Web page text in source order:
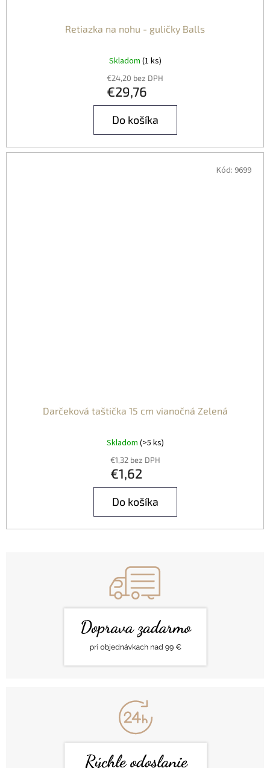
Retiazka na nohu - guličky Balls
Skladom (1 ks)
€24,20 bez DPH
€29,76
Do košíka
Darčeková taštička 15 cm vianočná Zelená
Skladom (>5 ks)
€1,32 bez DPH
€1,62
Do košíka
Kód: 9699